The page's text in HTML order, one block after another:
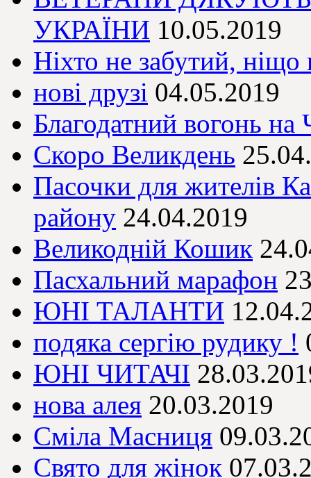
УКРАЇНИ 10.05.2019
Ніхто не забутий, ніщо
нові друзі 04.05.2019
Благодатний вогонь на
Скоро Великдень
Пасочки для жителів
району 24.04.2019
Великодній Кошик
Пасхальний марафон
ЮНІ ТАЛАНТИ
подяка сергію рудику !
ЮНІ ЧИТАЧІ
нова алея 20.03.2019
Сміла Масниця
Свято для жінок